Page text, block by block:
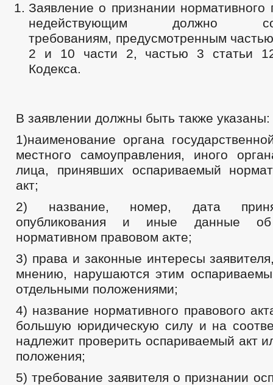
Заявление о признании нормативного
недействующим должно
требованиям, предусмотренным
2 и 10 части 2, частью 3 статьи
Кодекса.
В заявлении должны быть также указаны:
1)наименование органа
местного самоуправления, иного
лица, принявших оспариваемый
акт;
2) название, номер, дата
опубликования и иные данные об
нормативном правовом акте;
3) права и законные интересы
мнению, нарушаются этим
отдельными положениями;
4) название нормативного правового
большую юридическую силу и на
надлежит проверить оспариваемый акт
положения;
5) требование заявителя о признании